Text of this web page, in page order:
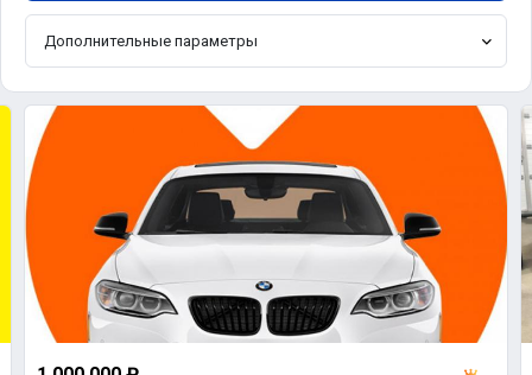
Дополнительные параметры